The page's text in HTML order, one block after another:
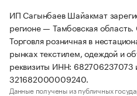
ИП Сагынбаев Шайакмат
регионе — Тамбовская область.
Торговля розничная в
рынках текстилем, одеждой и
реквизиты ИНН:
321682000009240.
Данные получены из публичных